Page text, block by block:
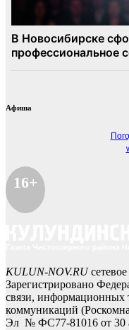
Афиша
16+
KULUN-NOV.RU
Зарегистрировано
связи, информационных
коммуникаций
Эл № ФС77-81016 от 30